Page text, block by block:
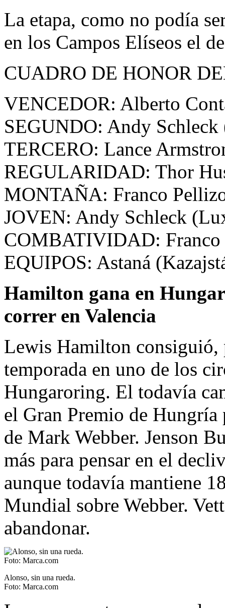
La etapa, como no podía
en los Campos Elíseos el
CUADRO DE HONOR
VENCEDOR: Alberto
SEGUNDO: Andy
TERCERO: Lance
REGULARIDAD: Thor
MONTAÑA: Franco
JOVEN: Andy Schleck
COMBATIVIDAD:
EQUIPOS: Astaná
Hamilton gana en
correr en Valencia
Lewis Hamilton
temporada en uno de los
Hungaroring. El todavía
el Gran Premio de
de Mark Webber. Jenson
más para pensar en el
aunque todavía mantiene
Mundial sobre Webber.
abandonar.
Alonso, sin una rueda.
Foto: Marca.com